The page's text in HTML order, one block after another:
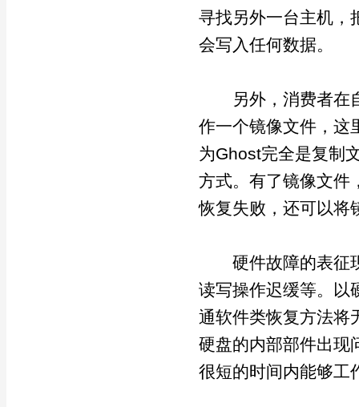
寻找另外一台主机，
会写入任何数据。
另外，消费者在自
作一个镜像文件，这
为Ghost完全是复制
方式。有了镜像文件
恢复失败，还可以将
硬件故障的表征现
读写操作迟缓等。以
通软件类恢复方法将
硬盘的内部部件出现
很短的时间内能够工